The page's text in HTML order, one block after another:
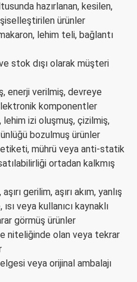
hazırlanan, kesilen,
ürünler
lehim teli, bağlantı
stok dışı olarak müşteri
enerji verilmiş, devreye
komponentler
lehim izi oluşmuş, çizilmiş,
bozulmuş ürünler
etiketi, mührü veya anti-statik
ortadan kalkmış
gerilim, aşırı akım, yanlış
veya kullanıcı kaynaklı
görmüş ürünler
niteliğinde olan veya tekrar
veya orijinal ambalajı